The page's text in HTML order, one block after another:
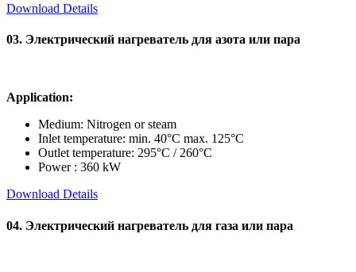
Download Details
03. Электрический нагреватель для азота или пара
Application:
Medium: Nitrogen or steam
Inlet temperature: min. 40°C max. 125°C
Outlet temperature: 295°C / 260°C
Power : 360 kW
Download Details
04. Электрический нагреватель для газа или пара